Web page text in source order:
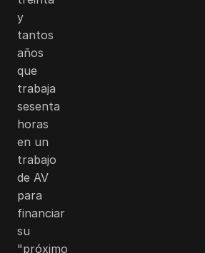
y
tantos
años
que
trabaja
sesenta
horas
en un
trabajo
de AV
para
financiar
su
"próximo